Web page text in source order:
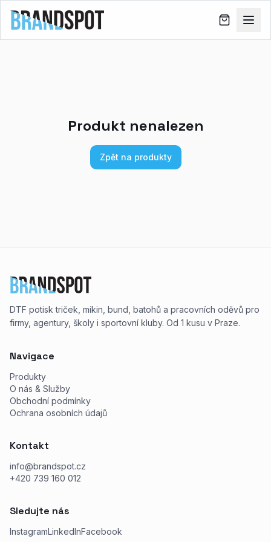
Produkt nenalezen
Zpět na produkty
DTF potisk triček, mikin, bund, batohů a pracovních oděvů pro
firmy, agentury, školy i sportovní kluby. Od 1 kusu v Praze.
Navigace
Produkty
O nás & Služby
Obchodní podmínky
Ochrana osobních údajů
Kontakt
info@brandspot.cz
+420 739 160 012
Sledujte nás
InstagramLinkedInFacebook